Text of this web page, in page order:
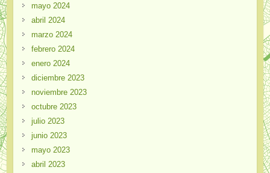
mayo 2024
abril 2024
marzo 2024
febrero 2024
enero 2024
diciembre 2023
noviembre 2023
octubre 2023
julio 2023
junio 2023
mayo 2023
abril 2023